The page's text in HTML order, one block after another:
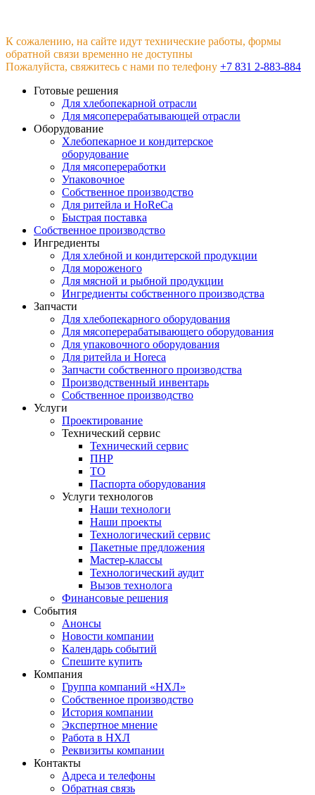
К сожалению, на сайте идут технические работы, формы
обратной связи временно не доступны
Пожалуйста, свяжитесь с нами по телефону +7 831 2-883-884
Готовые решения
Для хлебопекарной отрасли
Для мясоперерабатывающей отрасли
Оборудование
Хлебопекарное и кондитерское
оборудование
Для мясопереработки
Упаковочное
Собственное производство
Для ритейла и HoReCa
Быстрая поставка
Собственное производство
Ингредиенты
Для хлебной и кондитерской продукции
Для мороженого
Для мясной и рыбной продукции
Ингредиенты собственного производства
Запчасти
Для хлебопекарного оборудования
Для мясоперерабатывающего оборудования
Для упаковочного оборудования
Для ритейла и Horeca
Запчасти собственного производства
Производственный инвентарь
Собственное производство
Услуги
Проектирование
Технический сервис
Технический сервис
ПНР
ТО
Паспорта оборудования
Услуги технологов
Наши технологи
Наши проекты
Технологический сервис
Пакетные предложения
Мастер-классы
Технологический аудит
Вызов технолога
Финансовые решения
События
Анонсы
Новости компании
Календарь событий
Спешите купить
Компания
Группа компаний «НХЛ»
Собственное производство
История компании
Экспертное мнение
Работа в НХЛ
Реквизиты компании
Контакты
Адреса и телефоны
Обратная связь